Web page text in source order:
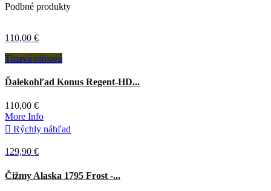
Podbné produkty